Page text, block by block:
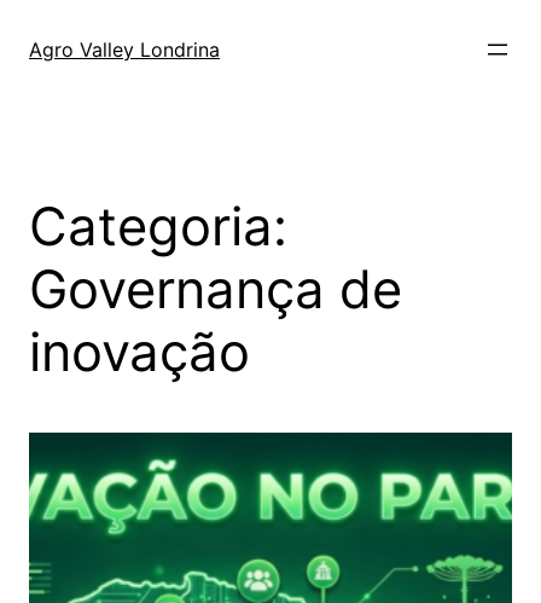
Agro Valley Londrina
Categoria:
Governança de
inovação